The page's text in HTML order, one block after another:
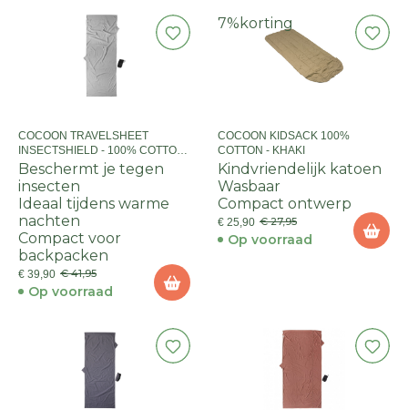
COCOON TRAVELSHEET
INSECTSHIELD - 100% COTTON
- GREY
Beschermt je tegen
insecten
Ideaal tijdens warme
nachten
Compact voor
backpacken
€ 39,90 € 41,95
Op voorraad
7% korting
COCOON KIDSACK 100%
COTTON - KHAKI
Kindvriendelijk katoen
Wasbaar
Compact ontwerp
€ 25,90 € 27,95
Op voorraad